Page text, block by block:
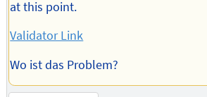
at this point.
Validator Link
Wo ist das Problem?